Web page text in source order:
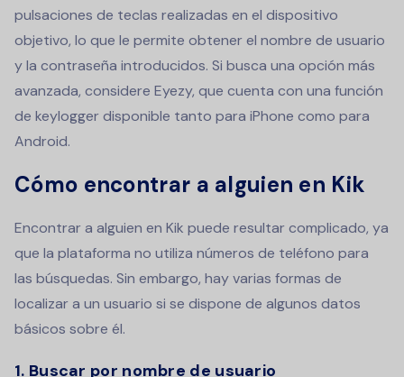
pulsaciones de teclas realizadas en el dispositivo
objetivo, lo que le permite obtener el nombre de usuario
y la contraseña introducidos. Si busca una opción más
avanzada, considere Eyezy, que cuenta con una función
de keylogger disponible tanto para iPhone como para
Android.
Cómo encontrar a alguien en Kik
Encontrar a alguien en Kik puede resultar complicado, ya
que la plataforma no utiliza números de teléfono para
las búsquedas. Sin embargo, hay varias formas de
localizar a un usuario si se dispone de algunos datos
básicos sobre él.
1. Buscar por nombre de usuario